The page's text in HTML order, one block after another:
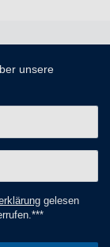
unsere
gelesen